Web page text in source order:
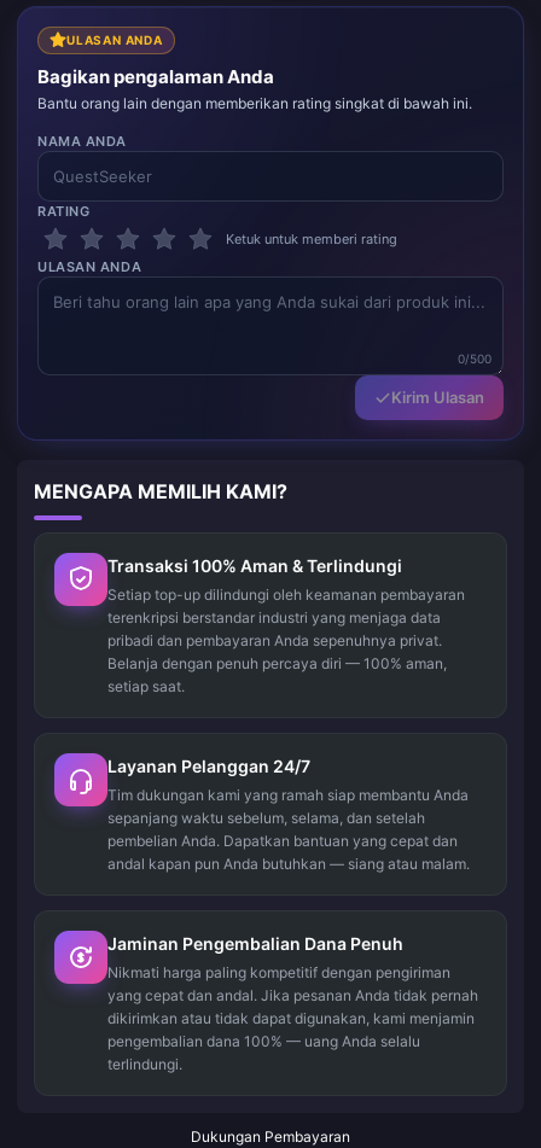
ULASAN ANDA
Bagikan pengalaman Anda
Bantu orang lain dengan memberikan rating singkat di bawah ini.
NAMA ANDA
RATING
Ketuk untuk memberi rating
ULASAN ANDA
0/500
Kirim Ulasan
MENGAPA MEMILIH KAMI?
Transaksi 100% Aman & Terlindungi
Setiap top-up dilindungi oleh keamanan pembayaran
terenkripsi berstandar industri yang menjaga data
pribadi dan pembayaran Anda sepenuhnya privat.
Belanja dengan penuh percaya diri — 100% aman,
setiap saat.
Layanan Pelanggan 24/7
Tim dukungan kami yang ramah siap membantu Anda
sepanjang waktu sebelum, selama, dan setelah
pembelian Anda. Dapatkan bantuan yang cepat dan
andal kapan pun Anda butuhkan — siang atau malam.
Jaminan Pengembalian Dana Penuh
Nikmati harga paling kompetitif dengan pengiriman
yang cepat dan andal. Jika pesanan Anda tidak pernah
dikirimkan atau tidak dapat digunakan, kami menjamin
pengembalian dana 100% — uang Anda selalu
terlindungi.
Dukungan Pembayaran